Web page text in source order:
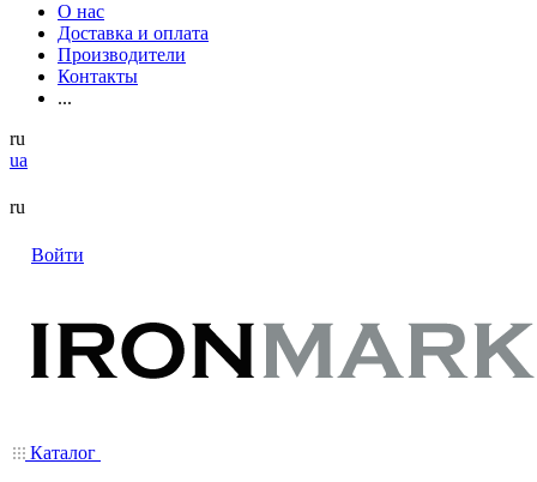
О нас
Доставка и оплата
Производители
Контакты
...
ru
ua
ru
Войти
Каталог